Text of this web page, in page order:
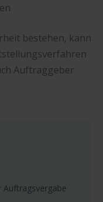
bestehen, kann
Auftraggeber
Auftragsvergabe